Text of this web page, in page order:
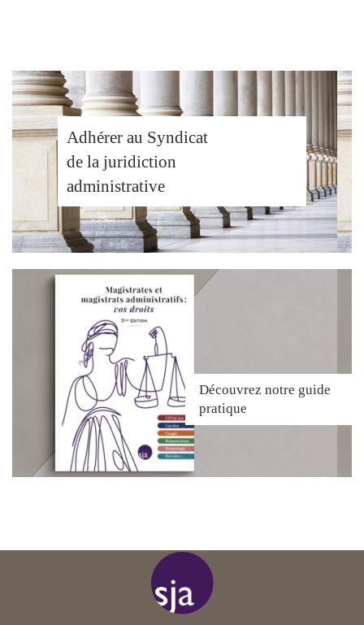
Adhérer au Syndicat
de la juridiction
administrative
Découvrez notre guide
pratique